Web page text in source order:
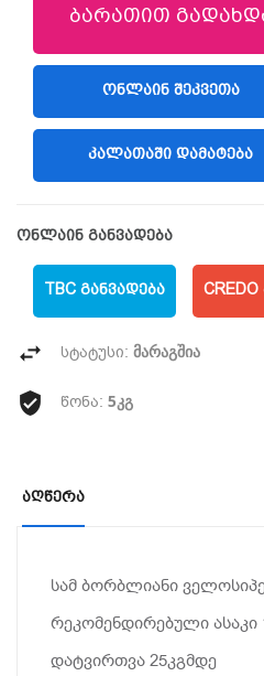
ბარათით
(LIBERTY)
ᲝᲜᲚᲐᲘᲜ ᲨᲔᲙᲕᲔᲗᲐ
ᲙᲐᲚᲐᲗᲐᲨᲘ ᲓᲐᲛᲐᲢᲔᲑᲐ
ონლაინ განვადება
TBC ᲒᲐᲜᲕᲐᲓᲔᲑᲐ
სტატუსი: მარაგშია
წონა: 5კგ
Აღწერა
სამ ბორბლიანი
რეკომენდირებული
დატვირთვა 25კგმდე